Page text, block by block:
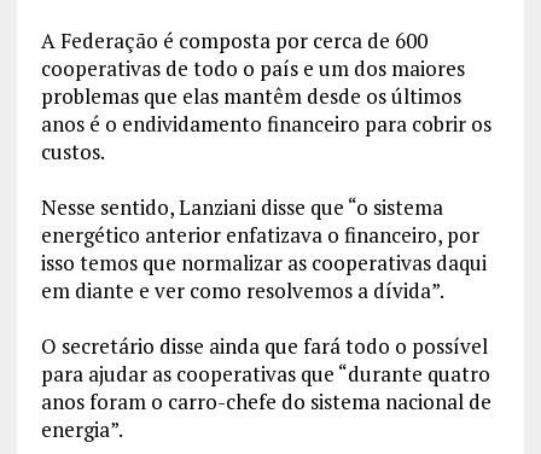
A Federação é composta por cerca de 600
cooperativas de todo o país e um dos maiores
problemas que elas mantêm desde os últimos
anos é o endividamento financeiro para cobrir os
custos.
Nesse sentido, Lanziani disse que “o sistema
energético anterior enfatizava o financeiro, por
isso temos que normalizar as cooperativas daqui
em diante e ver como resolvemos a dívida”.
O secretário disse ainda que fará todo o possível
para ajudar as cooperativas que “durante quatro
anos foram o carro-chefe do sistema nacional de
energia”.